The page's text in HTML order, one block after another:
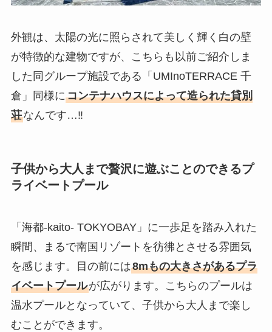
外観は、太陽の光に照らされて美しく輝く白の壁
が特徴的な建物ですが、こちらも以前ご紹介しま
した同グループ施設である「UMInoTERRACE 千
倉」同様にコンテナハウスによって造られた貸別
荘なんです…‼
子供から大人まで贅沢に遊ぶことのできるプ
ライベートプール
「海都-kaito- TOKYOBAY」に一歩足を踏み入れた
瞬間、まるで南国リゾートを彷彿とさせる雰囲気
を感じます。目の前には8mもの大きさがあるプラ
イベートプールが広がります。こちらのプールは
温水プールとなっていて、子供から大人まで楽し
むことができます。